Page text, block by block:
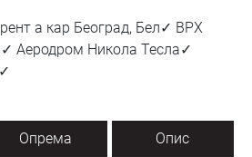
а кар Београд, Бел✓ ВРХ
Аеродром Никола Тесла✓
Опрема Опис